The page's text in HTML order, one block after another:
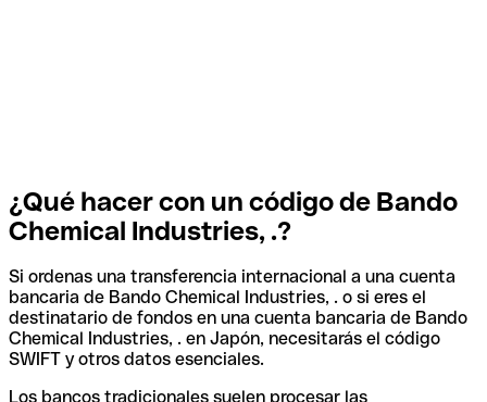
¿Qué hacer con un código de Bando
Chemical Industries, .?
Si ordenas una transferencia internacional a una cuenta
bancaria de Bando Chemical Industries, . o si eres el
destinatario de fondos en una cuenta bancaria de Bando
Chemical Industries, . en Japón, necesitarás el código
SWIFT y otros datos esenciales.
Los bancos tradicionales suelen procesar las